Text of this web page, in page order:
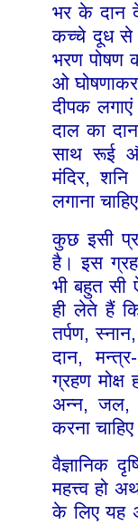
भर के दान
कच्चे दूध से
भरण पोषण
ओ घोषणाकर
दीपक
दाल का दान
साथ रूई
मंदिर,शनि
लगाना
कुछ इसी
है। इस
भी बहुत सी
ही लेते हैं
तर्पण ,स्नान
दान,मन्त्र
ग्रहण मोक्ष
अन्न,जल
करना
वैज्ञानिक
महत्त्व हो
के लिए यह